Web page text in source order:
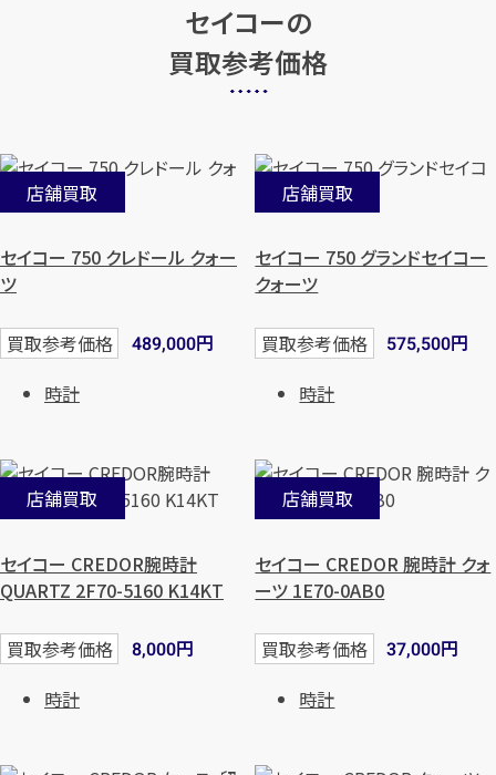
セイコーの
買取参考価格
店舗買取
セイコー 750 クレドール クォー
ツ
買取参考価格 489,000円
時計
店舗買取
セイコー 750 グランドセイコー
クォーツ
買取参考価格 575,500円
時計
店舗買取
セイコー CREDOR腕時計
QUARTZ 2F70-5160 K14KT
買取参考価格 8,000円
時計
店舗買取
セイコー CREDOR 腕時計 クォ
ーツ 1E70-0AB0
買取参考価格 37,000円
時計